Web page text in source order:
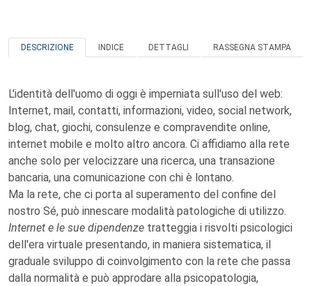
DESCRIZIONE INDICE DETTAGLI RASSEGNA STAMPA
L'identità dell'uomo di oggi è imperniata sull'uso del web:
Internet, mail, contatti, informazioni, video, social network,
blog, chat, giochi, consulenze e compravendite online,
internet mobile e molto altro ancora. Ci affidiamo alla rete
anche solo per velocizzare una ricerca, una transazione
bancaria, una comunicazione con chi è lontano.
Ma la rete, che ci porta al superamento del confine del
nostro Sé, può innescare modalità patologiche di utilizzo.
Internet e le sue dipendenze tratteggia i risvolti psicologici
dell'era virtuale presentando, in maniera sistematica, il
graduale sviluppo di coinvolgimento con la rete che passa
dalla normalità e può approdare alla psicopatologia,